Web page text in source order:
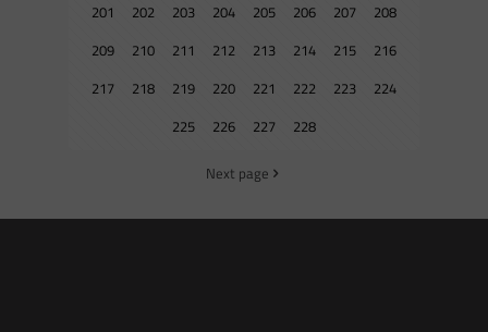
201
202 203 204 205 206 207
208
209
210 211 212 213 214 215
216
217
218 219 220 221 222 223
224
225
226 227 228
Next page